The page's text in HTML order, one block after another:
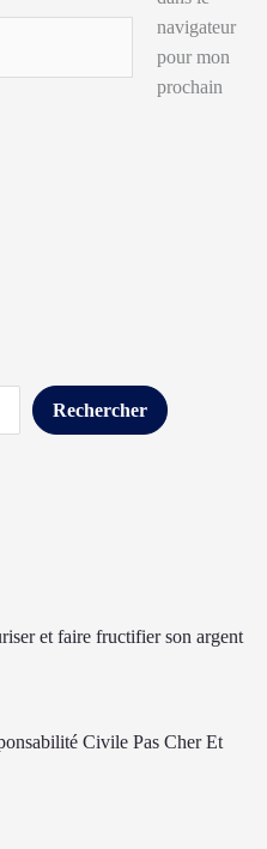
navigateur
pour mon
prochain
Rechercher
et faire fructifier son argent
Civile Pas Cher Et